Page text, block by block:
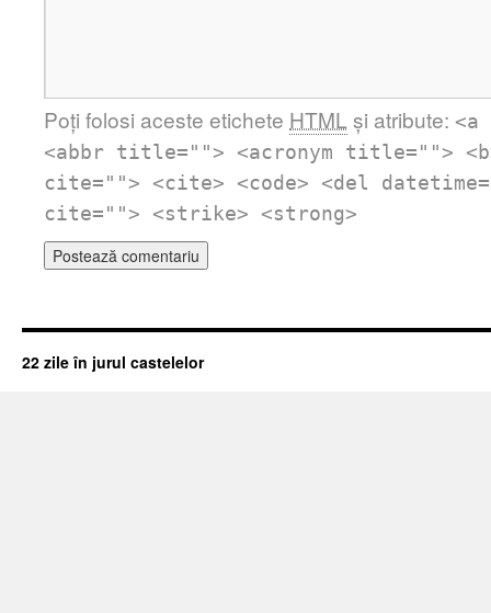
Poți folosi aceste etichete HTML și atribute:
<abbr title=""> <acronym title="">
cite=""> <cite> <code> <del
cite=""> <strike> <strong>
22 zile în jurul castelelor